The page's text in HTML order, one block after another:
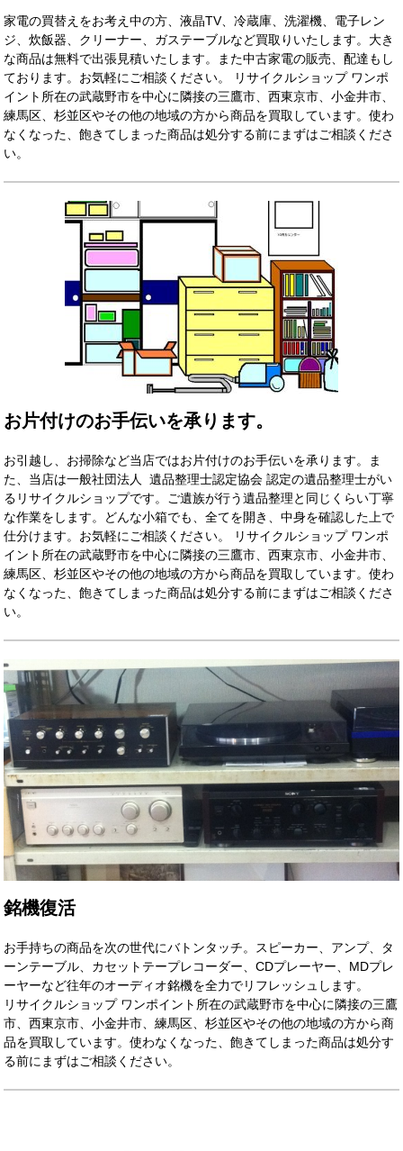
家電の買替えをお考え中の方、液晶TV、冷蔵庫、洗濯機、電子レン
ジ、炊飯器、クリーナー、ガステーブルなど買取りいたします。大き
な商品は無料で出張見積いたします。また中古家電の販売、配達もし
ております。お気軽にご相談ください。
リサイクルショップ ワンポ
イント所在の武蔵野市を中心に隣接の三鷹市、西東京市、小金井市、
練馬区、杉並区やその他の地域の方から商品を買取しています。使わ
なくなった、飽きてしまった商品は処分する前にまずはご相談くださ
い。
お片付けのお手伝いを承ります。
お引越し、お掃除など当店ではお片付けのお手伝いを承ります。ま
た、当店は一般社団法人 遺品整理士認定協会 認定の遺品整理士がい
るリサイクルショップです。ご遺族が行う遺品整理と同じくらい丁寧
な作業をします。どんな小箱でも
、全てを開き、中身を確認した上で
仕分けます。 お気軽にご相談ください。 リサイクルショップ ワンポ
イント所在の武蔵野市を中心に隣接の三鷹市、西東京市、小金井市、
練馬区、杉並区やその他の地域の方から商品を買取しています。使わ
なくなった、飽きてしまった商品は処分する前にまずはご相談くださ
い。
銘機復活
お手持ちの商品を次の世代にバトンタッチ。スピーカー、アンプ、タ
ーンテーブル、カセットテープレコーダー、CDプレーヤー、MDプレ
ーヤーなど往年のオーディオ銘機を全力でリフレッシュします。
リサイクルショップ ワンポイント所在の武蔵野市を中心に隣接の三鷹
市、西東京市、小金井市、練馬区、杉並区やその他の地域の方から商
品を買取しています。使わなくなった、飽きてしまった商品は処分す
る前にまずはご相談ください。